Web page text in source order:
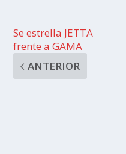
Se estrella JETTA
frente a GAMA
ANTERIOR